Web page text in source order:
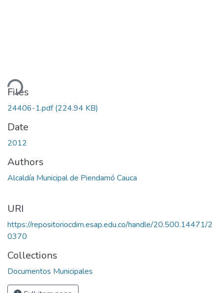
Files
24406-1.pdf(224.94 KB)
Date
2012
Authors
Alcaldía Municipal de Piendamó Cauca
URI
https://repositoriocdim.esap.edu.co/handle/20.500.14471/2
0370
Collections
Documentos Municipales